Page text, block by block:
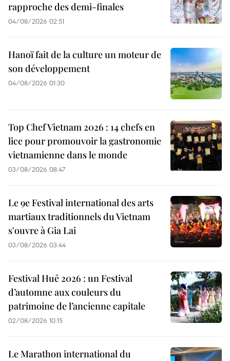
rapproche des demi-finales
04/08/2026 02:51
Hanoï fait de la culture un moteur de
son développement
04/08/2026 01:30
Top Chef Vietnam 2026 : 14 chefs en
lice pour promouvoir la gastronomie
vietnamienne dans le monde
03/08/2026 08:47
Le 9e Festival international des arts
martiaux traditionnels du Vietnam
s'ouvre à Gia Lai
03/08/2026 03:44
Festival Huê 2026 : un Festival
d’automne aux couleurs du
patrimoine de l’ancienne capitale
02/08/2026 10:15
Le Marathon international du